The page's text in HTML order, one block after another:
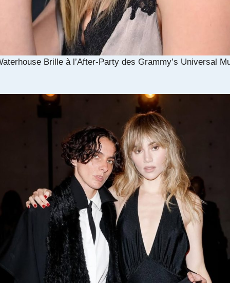
Brille à l’After‑Party des Grammy’s Universal